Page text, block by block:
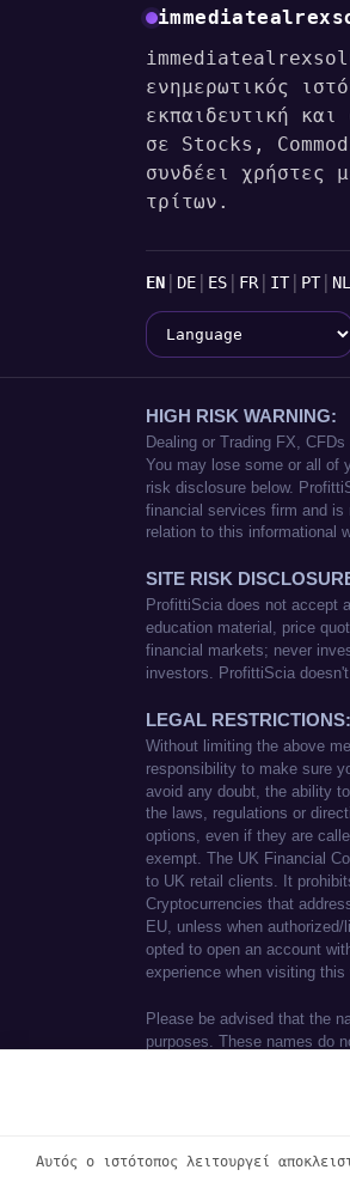
ενημερωτικός
εκπαιδευτική και
σε Stocks,
συνδέει χρήστες
τρίτων.
Γλώσσες
EN DE ES FR| IT| PT| NL
Language
Αυτός ο ιστότοπος λειτουργεί